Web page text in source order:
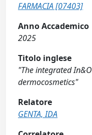
FARMACIA [07403]
Anno Accademico
2025
Titolo inglese
"The integrated
dermocosmetics"
Relatore
GENTA, IDA